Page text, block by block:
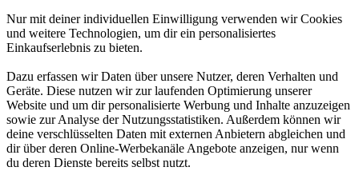
Nur mit deiner individuellen Einwilligung verwenden wir Cookies
und weitere Technologien, um dir ein personalisiertes
Einkaufserlebnis zu bieten.
Dazu erfassen wir Daten über unsere Nutzer, deren Verhalten und
Geräte. Diese nutzen wir zur laufenden Optimierung unserer
Website und um dir personalisierte Werbung und Inhalte anzuzeigen
sowie zur Analyse der Nutzungsstatistiken. Außerdem können wir
deine verschlüsselten Daten mit externen Anbietern abgleichen und
dir über deren Online-Werbekanäle Angebote anzeigen, nur wenn
du deren Dienste bereits selbst nutzt.